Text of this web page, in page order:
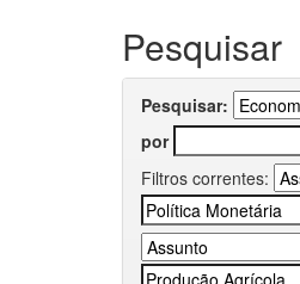
Pesquisar
Pesquisar:
por
Filtros correntes: